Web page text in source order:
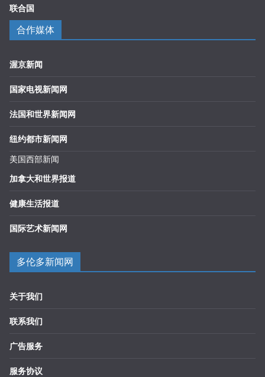
联合国
合作媒体
渥京新闻
国家电视新闻网
法国和世界新闻网
纽约都市新闻网
美国西部新闻
加拿大和世界报道
健康生活报道
国际艺术新闻网
多伦多新闻网
关于我们
联系我们
广告服务
服务协议